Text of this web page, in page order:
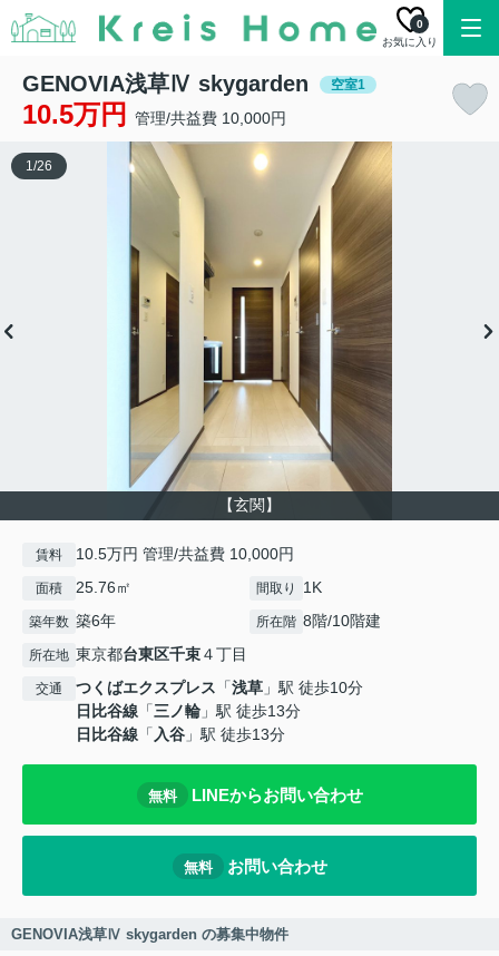
お気に入り
0
GENOVIA浅草Ⅳ skygarden 空室1
10.5万円 管理/共益費 10,000円
【玄関】
1/26
賃料 10.5万円 管理/共益費 10,000円
面積 25.76㎡ 間取り 1K
築年数 築6年 所在階 8階/10階建
所在地 東京都台東区千束４丁目
交通 つくばエクスプレス 「浅草 」駅 徒歩10分
日比谷線 「三ノ輪 」駅 徒歩13分
日比谷線 「入谷 」駅 徒歩13分
無料 LINEからお問い合わせ
無料 お問い合わせ
GENOVIA浅草Ⅳ skygarden の募集中物件